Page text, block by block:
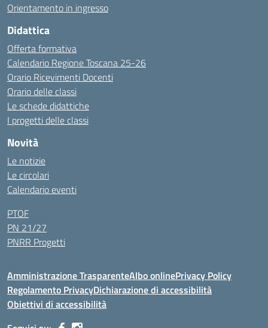
Orientamento in ingresso
Didattica
Offerta formativa
Calendario Regione Toscana 25-26
Orario Ricevimenti Docenti
Orario delle classi
Le schede didattiche
I progetti delle classi
Novità
Le notizie
Le circolari
Calendario eventi
PTOF
PN 21/27
PNRR Progetti
Amministrazione TrasparenteAlbo onlinePrivacy Policy
Regolamento PrivacyDichiarazione di accessibilità
Obiettivi di accessibilità